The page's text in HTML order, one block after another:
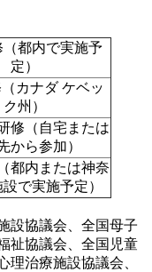
都内で実施予
定）
カナダ ケベッ
ク州）
修（自宅または
から参加）
都内または神奈
で実施予定）
設協議会、全国母子
祉協議会、全国児童
理治療施設協議会、